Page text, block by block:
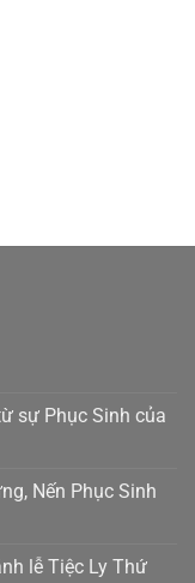
sự Phục Sinh của
Nến Phục Sinh
lễ Tiệc Ly Thứ